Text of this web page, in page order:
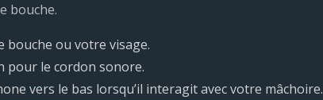
bouche.
bouche ou votre visage.
pour le cordon sonore.
vers le bas lorsqu’il interagit avec votre mâchoire.